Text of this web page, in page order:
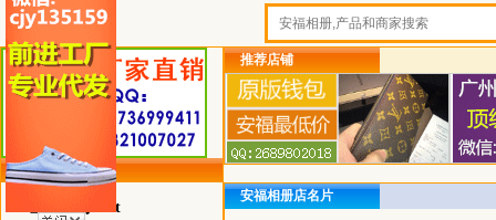
类目详细分类
当季热门 Hot
推荐店铺
安福相册店名片